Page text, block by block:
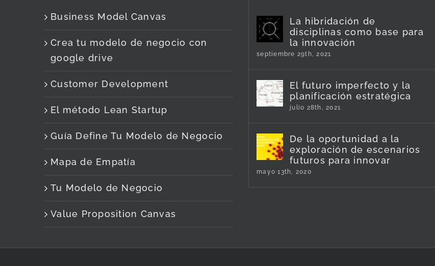
Business Model Canvas
Crea tu modelo de negocio con
google drive
Customer Development
El método Lean Startup
Guía Define Tu Modelo de Negocio
Mapa de Empatía
Tu Modelo de Negocio
Value Proposition Canvas
La hibridación de
disciplinas como base para
la innovación
septiembre 29th, 2021
El futuro imperfecto y la
planificación estratégica
julio 28th, 2021
De la oportunidad a la
exploración de escenarios
futuros para innovar
mayo 13th, 2020